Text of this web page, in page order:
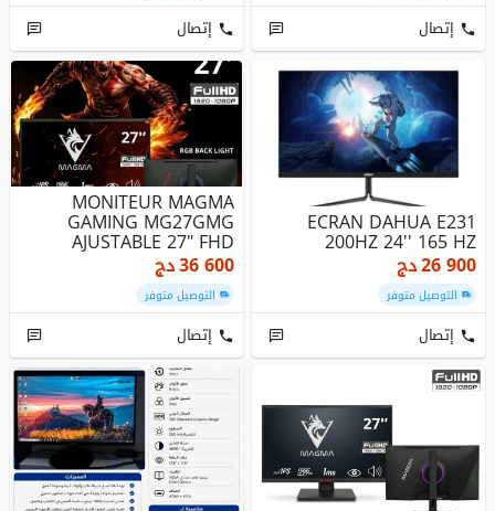
إتصال إتصال
ECRAN DAHUA E231
200HZ 24'' 165 HZ
26 900دج
التوصيل متوفر
إتصال
MONITEUR MAGMA
GAMING MG27GMG
AJUSTABLE 27" FHD
200HZ IPS
36 600دج
التوصيل متوفر
إتصال